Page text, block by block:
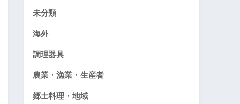
未分類
海外
調理器具
農業・漁業・生産者
郷土料理・地域